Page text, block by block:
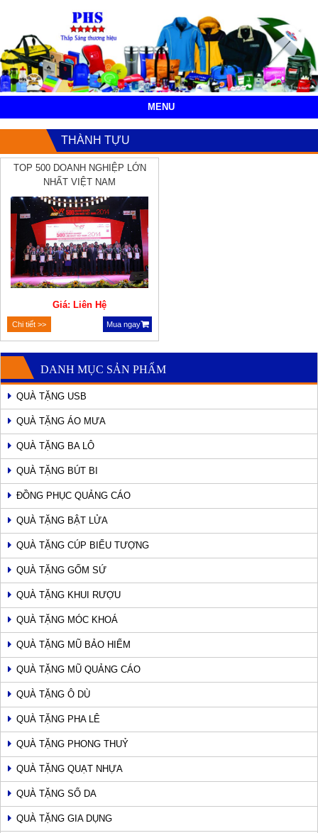
MENU
THÀNH TỰU
TOP 500 DOANH NGHIỆP LỚN
NHẤT VIỆT NAM
Giá: Liên Hệ
Chi tiết >> Mua ngay
DANH MỤC SẢN PHẨM
QUÀ TẶNG USB
QUÀ TẶNG ÁO MƯA
QUÀ TẶNG BA LÔ
QUÀ TẶNG BÚT BI
ĐỒNG PHỤC QUẢNG CÁO
QUÀ TẶNG BẬT LỬA
QUÀ TẶNG CÚP BIỂU TƯỢNG
QUÀ TẶNG GỐM SỨ
QUÀ TẶNG KHUI RƯỢU
QUÀ TẶNG MÓC KHOÁ
QUÀ TẶNG MŨ BẢO HIỂM
QUÀ TẶNG MŨ QUẢNG CÁO
QUÀ TẶNG Ô DÙ
QUÀ TẶNG PHA LÊ
QUÀ TẶNG PHONG THUỶ
QUÀ TẶNG QUẠT NHỰA
QUÀ TẶNG SỔ DA
QUÀ TẶNG GIA DỤNG